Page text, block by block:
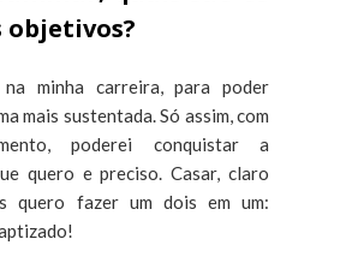
objetivos?
minha carreira, para poder
mais sustentada. Só assim, com
poderei conquistar a
quero e preciso. Casar, claro
quero fazer um dois em um: